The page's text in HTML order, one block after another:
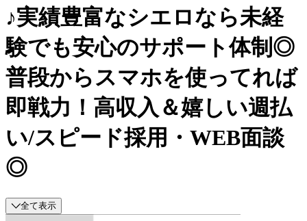
♪実績豊富なシエロなら未経
験でも安心のサポート体制◎
普段からスマホを使ってれば
即戦力！高収入＆嬉しい週払
い/スピード採用・WEB面談
◎
全て表示